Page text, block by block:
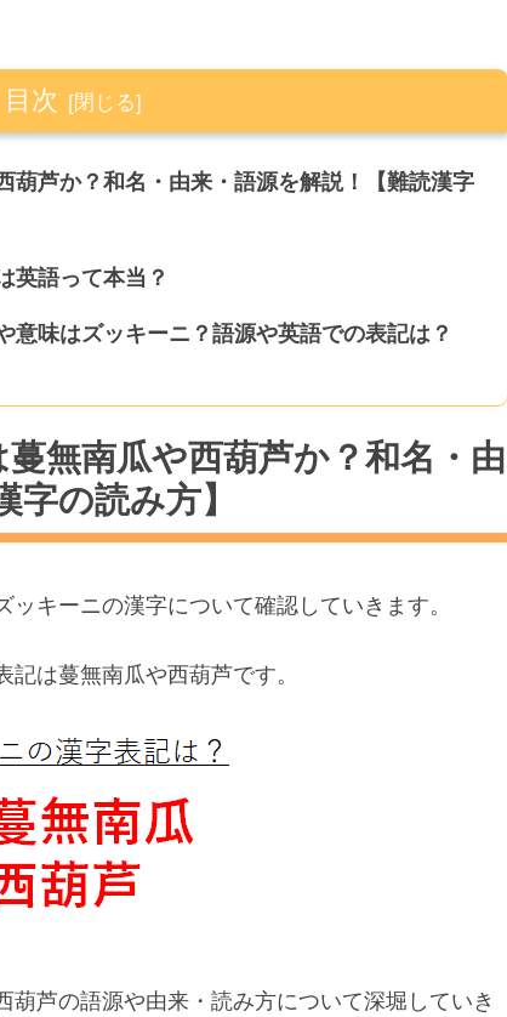
目次
葫芦か？和名・由来・語源を解説！【難読漢字
英語って本当？
味はズッキーニ？語源や英語での表記は？
無南瓜や西葫芦か？和名・由
字の読み方】
キーニの漢字について確認していきます。
は蔓無南瓜や西葫芦です。
芦の語源や由来・読み方について深堀していき